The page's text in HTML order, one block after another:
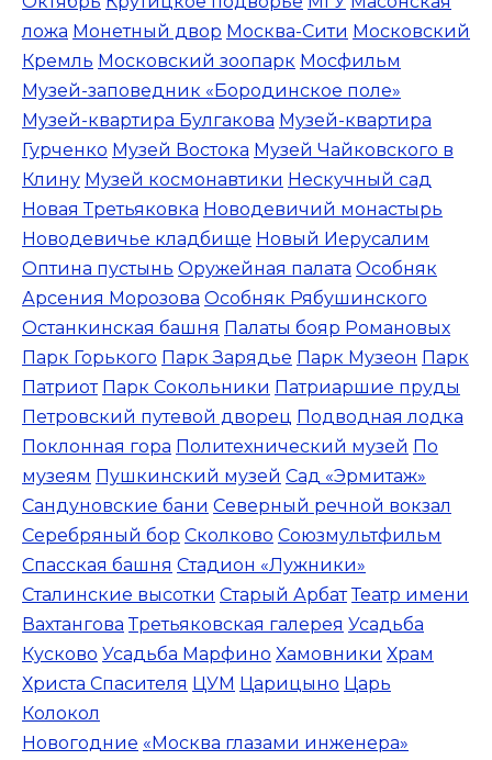
ложа Монетный двор Москва-Сити Московский
Кремль Московский зоопарк Мосфильм
Музей-заповедник «Бородинское поле»
Музей-квартира Булгакова Музей-квартира
Гурченко Музей Востока Музей Чайковского в
Клину Музей космонавтики Нескучный сад
Новая Третьяковка Новодевичий монастырь
Новодевичье кладбище Новый Иерусалим
Оптина пустынь Оружейная палата Особняк
Арсения Морозова Особняк Рябушинского
Останкинская башня Палаты бояр Романовых
Парк Горького Парк Зарядье Парк Музеон Парк
Патриот Парк Сокольники Патриаршие пруды
Петровский путевой дворец Подводная лодка
Поклонная гора Политехнический музей По
музеям Пушкинский музей Сад «Эрмитаж»
Сандуновские бани Северный речной вокзал
Серебряный бор Сколково Союзмультфильм
Спасская башня Стадион «Лужники»
Сталинские высотки Старый Арбат Театр имени
Вахтангова Третьяковская галерея Усадьба
Кусково Усадьба Марфино Хамовники Храм
Христа Спасителя ЦУМ Царицыно Царь
Колокол
Новогодние «Москва глазами инженера»